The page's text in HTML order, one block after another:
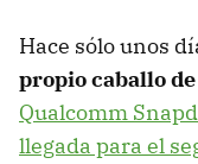
Hace sólo unos
propio caballo
Qualcomm
llegada para el